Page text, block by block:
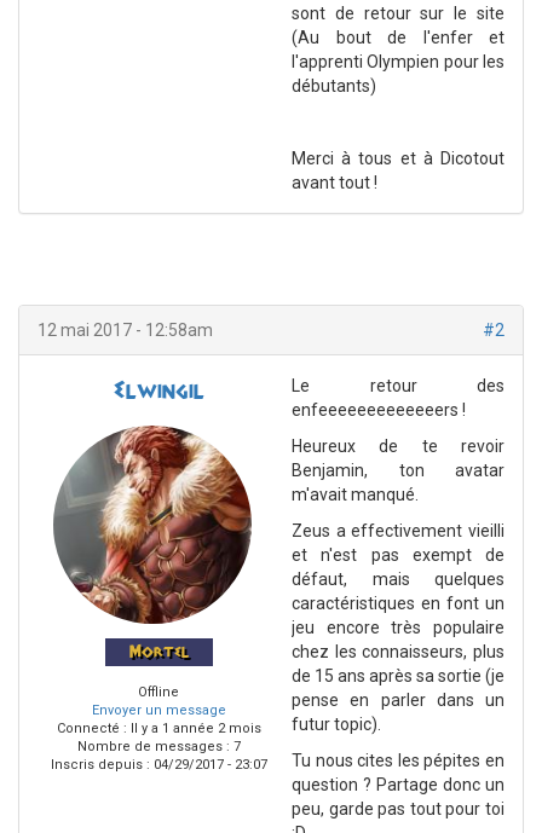
sont de retour sur le site
(Au bout de l'enfer et
l'apprenti Olympien pour les
débutants)
Merci à tous et à Dicotout
avant tout !
#2
12 mai 2017 - 12:58am
Elwingil
Mortel
Offline
Envoyer un message
Connecté : Il y a 1 année 2 mois
Nombre de messages : 7
Inscris depuis : 04/29/2017 - 23:07
Le retour des
enfeeeeeeeeeeeeers !
Heureux de te revoir
Benjamin, ton avatar
m'avait manqué.
Zeus a effectivement vieilli
et n'est pas exempt de
défaut, mais quelques
caractéristiques en font un
jeu encore très populaire
chez les connaisseurs, plus
de 15 ans après sa sortie (je
pense en parler dans un
futur topic).
Tu nous cites les pépites en
question ? Partage donc un
peu, garde pas tout pour toi